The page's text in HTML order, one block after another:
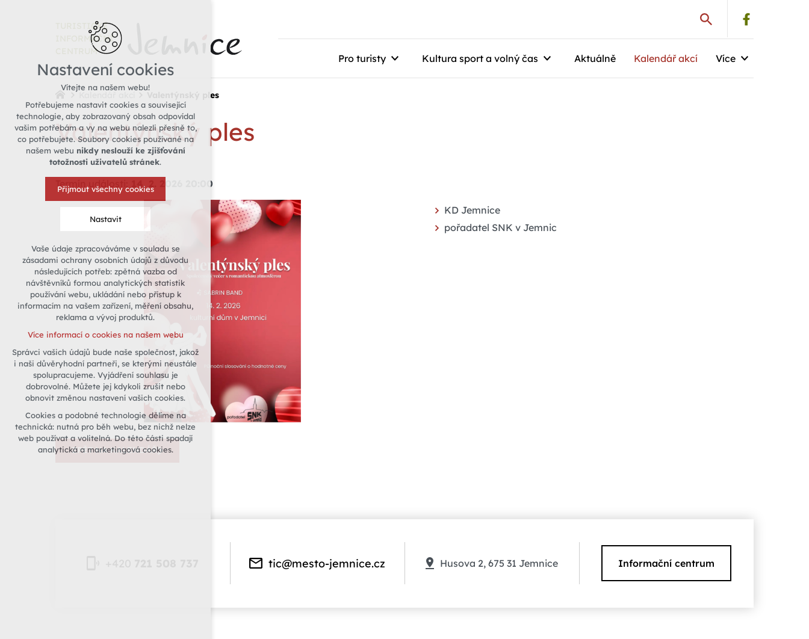
TURISTICKÉ
INFORMAČNÍ
CENTRUM
Pro turisty Kultura sport a volný čas Aktuálně Kalendář akcí Více
Valentýnský ples
Valentýnský ples
Termín události: 14. 2. 2026 20:00
KD Jemnice
pořadatel SNK v Jemnic
ZPĚT NA KALENDÁŘ
tic@mesto-jemnice.cz Husova 2, 675 31 Jemnice Informační centrum
Nastavení cookies
Vítejte na našem webu!
Potřebujeme nastavit cookies a související
technologie, aby zobrazovaný obsah odpovídal
vašim potřebám a vy na webu nalezli přesně to,
co potřebujete. Soubory cookies používané na
našem webu nikdy neslouží ke zjišťování
totožnosti uživatelů stránek.
Přijmout všechny cookies
Nastavit
Technická cookies
nutná pro provozování webu
udržení kontextu stránek (session):
případná přihlášení, volby jazyka, apod.
Volitelná cookies
vyhodnocení návštěvnosti
marketingová cookies (Google)
Více informací o cookies na našem webu
Odmítnout vše
Vaše údaje zpracováváme v souladu se
zásadami ochrany osobních údajů z důvodu
následujících potřeb: zpětná vazba od
návštěvníků formou analytických statistik
používání webu, ukládání nebo přístup k
informacím na vašem zařízení, měření obsahu,
reklama a vývoj produktů.
Více informací o cookies na našem webu
Správci vašich údajů bude naše společnost, jakož
i naši důvěryhodní partneři, se kterými neustále
spolupracujeme. Vyjádření souhlasu je
dobrovolné. Můžete jej kdykoli zrušit nebo
obnovit změnou nastavení vašich cookies.
Cookies a podobné technologie dělíme na
technická: nutná pro běh webu, bez nichž nelze
web používat a volitelná. Do této části spadají
analytická a marketingová cookies.